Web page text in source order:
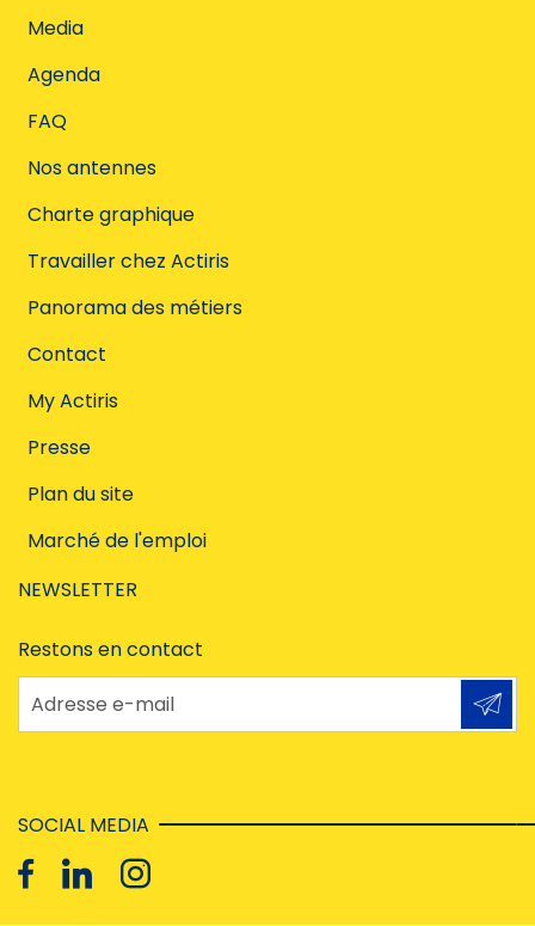
Media
Agenda
FAQ
Nos antennes
Charte graphique
Travailler chez Actiris
Panorama des métiers
Contact
My Actiris
Presse
Plan du site
Marché de l'emploi
NEWSLETTER
Restons en contact
Adresse e-mail
SOCIAL MEDIA